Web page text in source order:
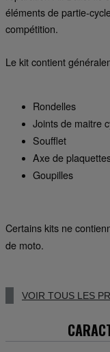
éléments de partie-
compétition.
Le kit contient
Rondelles
Joints de maitre
Soufflet
Axe de
Goupilles
Certains kits ne
de moto.
VOIR TOUS LES